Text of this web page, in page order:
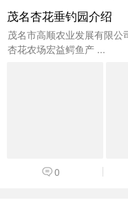
茂名杏花垂钓园介绍
茂名市高顺农业发展有限
杏花农场宏益鳄鱼产 ...
0